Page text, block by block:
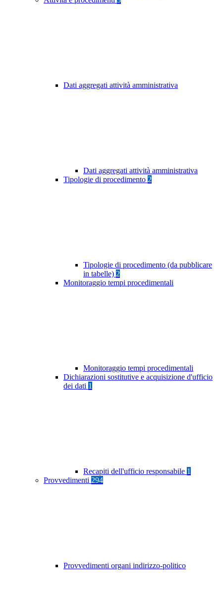
Dati aggregati attività amministrativa
Dati aggregati attività amministrativa
Tipologie di procedimento 2
Tipologie di procedimento (da pubblicare
in tabelle) 2
Monitoraggio tempi procedimentali
Monitoraggio tempi procedimentali
Dichiarazioni sostitutive e acquisizione d'ufficio
dei dati 1
Recapiti dell'ufficio responsabile 1
Provvedimenti 294
Provvedimenti organi indirizzo-politico